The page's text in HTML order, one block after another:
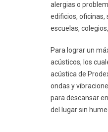
alergias o
edificios, oficinas,
escuelas,
Para lograr un
acústicos, los
acústica de
ondas y
para descansar
del lugar sin